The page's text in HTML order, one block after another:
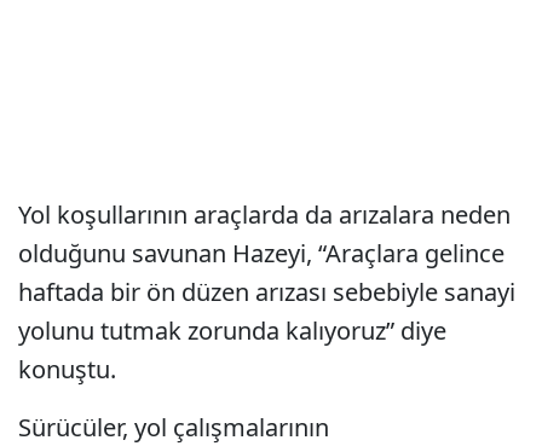
Yol koşullarının araçlarda da arızalara neden
olduğunu savunan Hazeyi, “Araçlara gelince
haftada bir ön düzen arızası sebebiyle sanayi
yolunu tutmak zorunda kalıyoruz” diye
konuştu.
Sürücüler, yol çalışmalarının